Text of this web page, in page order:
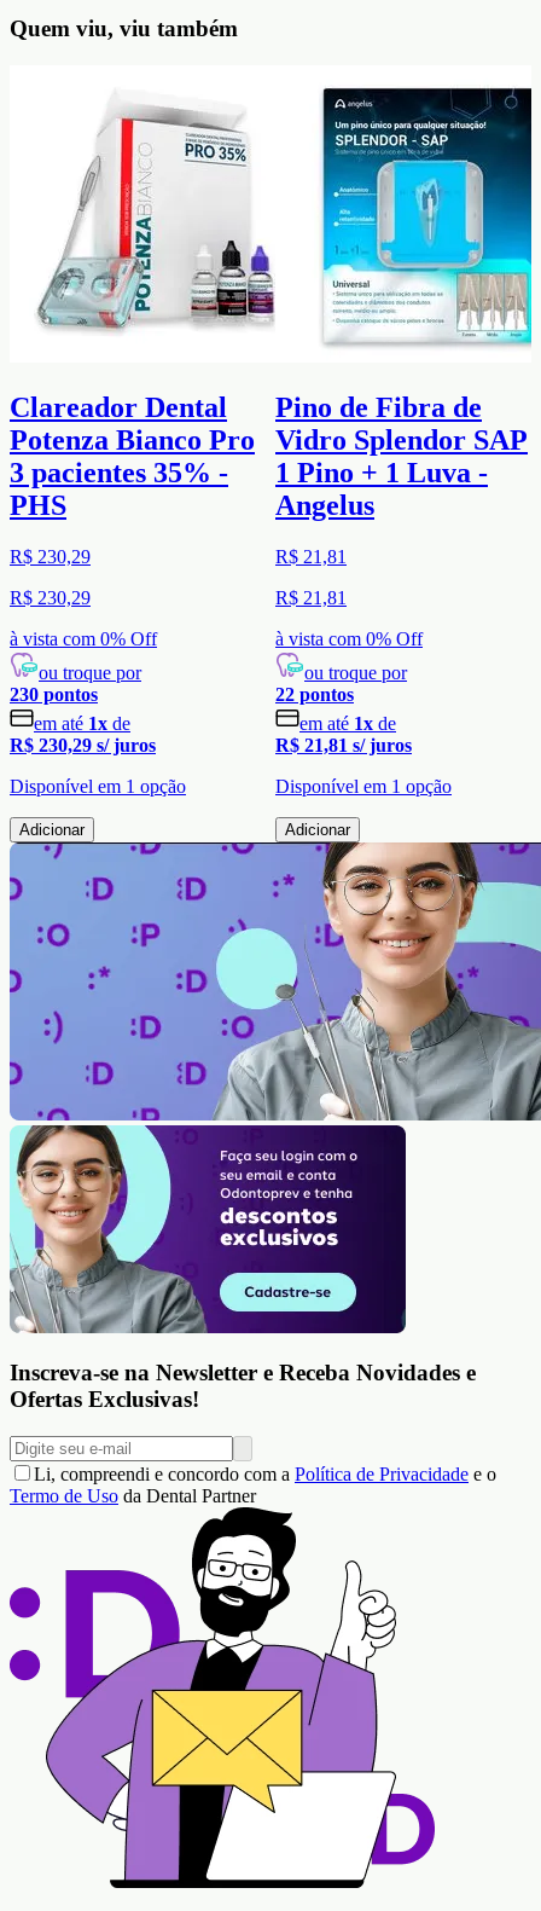
Quem viu, viu também
Clareador Dental
Potenza Bianco Pro
3 pacientes 35% -
PHS
R$ 230,29
R$ 230,29
à vista com 0% Off
ou troque por
230 pontos
em até 1x de
R$ 230,29 s/ juros
Disponível em 1 opção
Adicionar
Pino de Fibra de
Vidro Splendor SAP
1 Pino + 1 Luva -
Angelus
R$ 21,81
R$ 21,81
à vista com 0% Off
ou troque por
22 pontos
em até 1x de
R$ 21,81 s/ juros
Disponível em 1 opção
Adicionar
Inscreva-se na Newsletter e Receba Novidades e
Ofertas Exclusivas!
Li, compreendi e concordo com a Política de Privacidade e o
Termo de Uso da Dental Partner